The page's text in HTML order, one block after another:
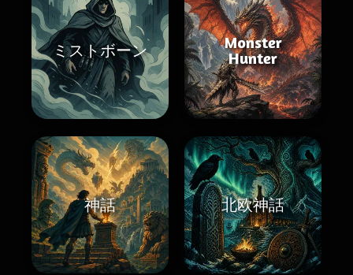
ミストボーン
Monster
Hunter
神話 北欧神話